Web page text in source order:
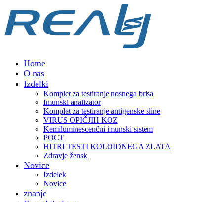
Home
O nas
Izdelki
Komplet za testiranje nosnega brisa
Imunski analizator
Komplet za testiranje antigenske sline
VIRUS OPIČJIH KOZ
Kemiluminescenčni imunski sistem
POCT
HITRI TESTI KOLOIDNEGA ZLATA
Zdravje žensk
Novice
Izdelek
Novice
znanje